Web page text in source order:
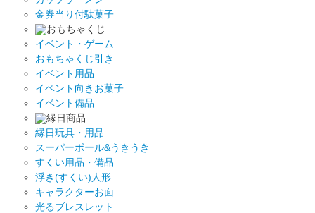
金券当り付駄菓子
おもちゃくじ
イベント・ゲーム
おもちゃくじ引き
イベント用品
イベント向きお菓子
イベント備品
縁日商品
縁日玩具・用品
スーパーボール&うきうき
すくい用品・備品
浮き(すくい)人形
キャラクターお面
光るブレスレット